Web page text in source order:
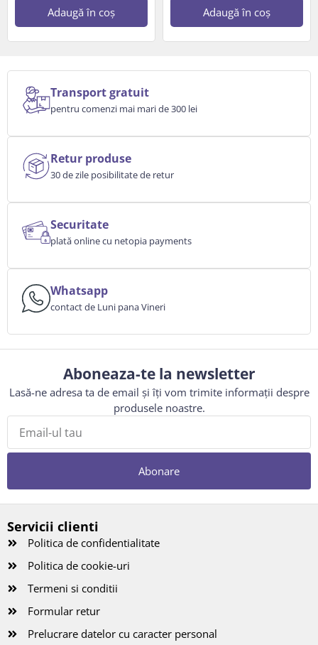
Adaugă în coș Adaugă în coș
Transport gratuit
pentru comenzi mai mari de 300 lei
Retur produse
30 de zile posibilitate de retur
Securitate
plată online cu netopia payments
Whatsapp
contact de Luni pana Vineri
Aboneaza-te la newsletter
Lasă-ne adresa ta de email și îți vom trimite informații despre
produsele noastre.
Abonare
Servicii clienti
Politica de confidentialitate
Politica de cookie-uri
Termeni si conditii
Formular retur
Prelucrare datelor cu caracter personal